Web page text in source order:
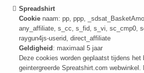
Spreadshirt
Cookie naam: pp, ppp,
any_affiliate, s_cc, s_fid, s_vi, sc_cmp0,
raygun4js-userid, direct_affiliate
Geldigheid : maximaal 5 jaar
Deze cookies worden geplaatst tijdens het
geintergreerde Spreatshirt.com